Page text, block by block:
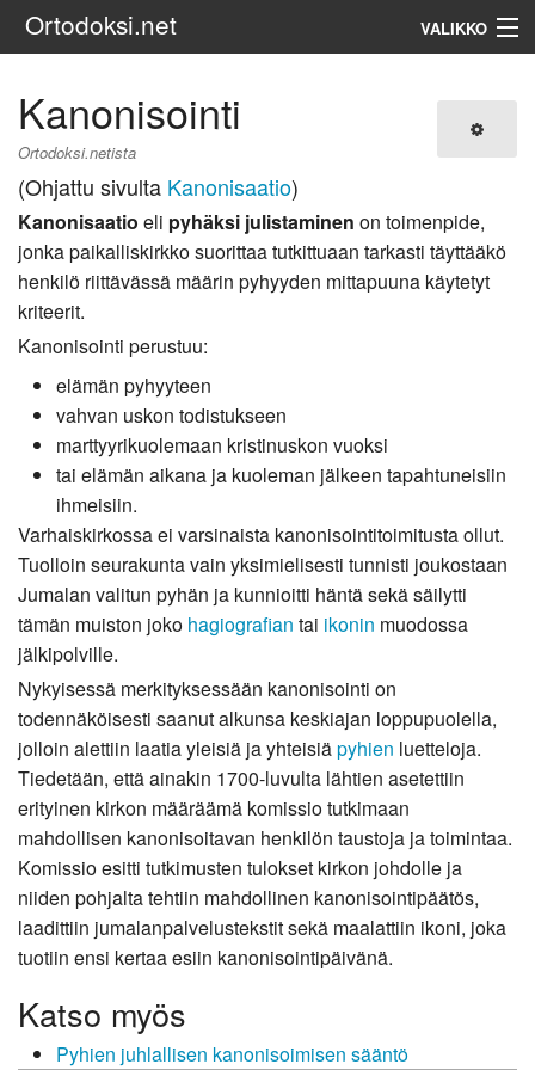
Ortodoksi.net VALIKKO
Kanonisointi
Ortodoksi.netista
(Ohjattu sivulta Kanonisaatio)
Kanonisaatio eli pyhäksi julistaminen on toimenpide,
jonka paikalliskirkko suorittaa tutkittuaan tarkasti täyttääkö
henkilö riittävässä määrin pyhyyden mittapuuna käytetyt
kriteerit.
Kanonisointi perustuu:
elämän pyhyyteen
vahvan uskon todistukseen
marttyyrikuolemaan kristinuskon vuoksi
tai elämän aikana ja kuoleman jälkeen tapahtuneisiin
ihmeisiin.
Varhaiskirkossa ei varsinaista kanonisointitoimitusta ollut.
Tuolloin seurakunta vain yksimielisesti tunnisti joukostaan
Jumalan valitun pyhän ja kunnioitti häntä sekä säilytti
tämän muiston joko hagiografian tai ikonin muodossa
jälkipolville.
Nykyisessä merkityksessään kanonisointi on
todennäköisesti saanut alkunsa keskiajan loppupuolella,
jolloin alettiin laatia yleisiä ja yhteisiäpyhien luetteloja.
Tiedetään, että ainakin 1700-luvulta lähtien asetettiin
erityinen kirkon määräämä komissio tutkimaan
mahdollisen kanonisoitavan henkilön taustoja ja toimintaa.
Komissio esitti tutkimusten tulokset kirkon johdolle ja
niiden pohjalta tehtiin mahdollinen kanonisointipäätös,
laadittiin jumalanpalvelustekstit sekä maalattiin ikoni, joka
tuotiin ensi kertaa esiin kanonisointipäivänä.
Katso myös
Pyhien juhlallisen kanonisoimisen sääntö